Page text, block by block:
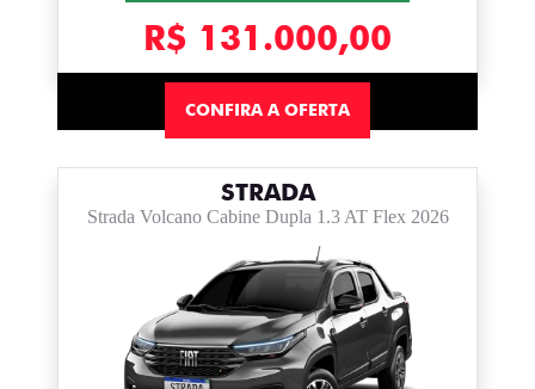
R$ 131.000,00
CONFIRA A OFERTA
STRADA
Strada Volcano Cabine Dupla 1.3 AT Flex 2026